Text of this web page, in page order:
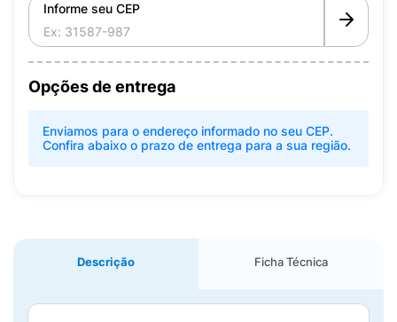
Informe seu CEP
Opções de entrega
Enviamos para o endereço informado no seu CEP.
Confira abaixo o prazo de entrega para a sua região.
Descrição Ficha Técnica